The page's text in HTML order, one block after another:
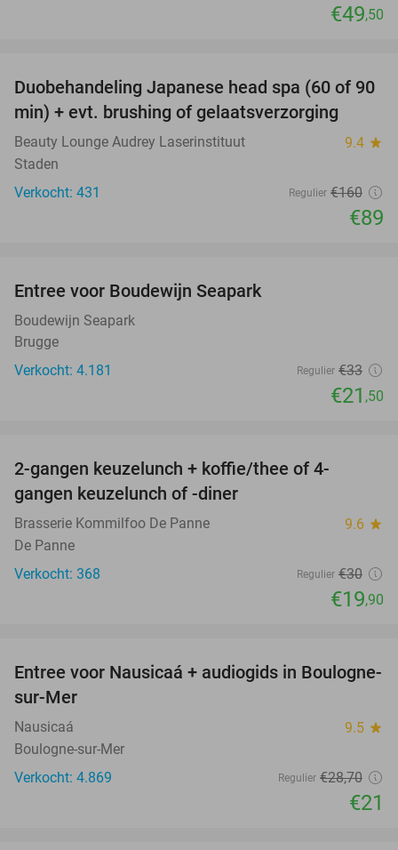
€49,50
44%
Duobehandeling Japanese head spa (60 of 90
min) + evt. brushing of gelaatsverzorging
Beauty Lounge Audrey Laserinstituut 9.4 star
Staden
Verkocht: 431
Regulier €160
€89
Entree voor Boudewijn Seapark
Boudewijn Seapark
Brugge
Verkocht: 4.181
Regulier €33
€21 ,50
2-gangen keuzelunch + koffie/thee of 4-
gangen keuzelunch of -diner
Brasserie Kommilfoo De Panne 9.6 star
De Panne
Verkocht: 368
Regulier €30
€19,90
27%
Entree voor Nausicaá + audiogids in Boulogne-
sur-Mer
Nausicaá 9.5 star
Boulogne-sur-Mer
Verkocht: 4.869
Regulier €28,70
€21